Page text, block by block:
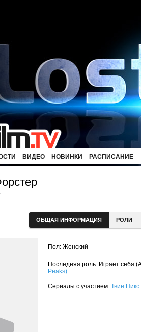
ВИДЕО НОВИНКИ РАСПИСАНИЕ
ОБЩАЯ ИНФОРМАЦИЯ РОЛИ
Пол: Женский
Последняя роль: Играет себя
Peaks)
Сериалы с участием: Твин